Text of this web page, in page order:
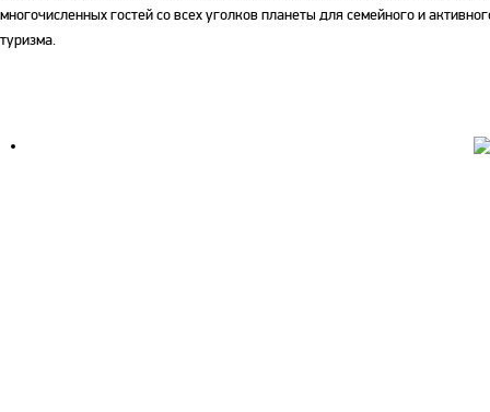
многочисленных гостей со всех уголков планеты для семейного и
туризма.